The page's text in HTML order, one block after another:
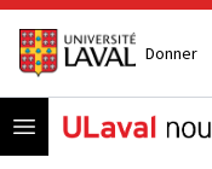
Donner
Open menu